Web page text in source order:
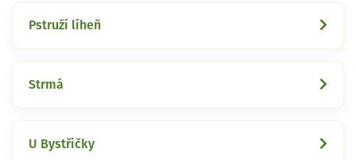
Pstruží líheň
Strmá
U Bystřičky